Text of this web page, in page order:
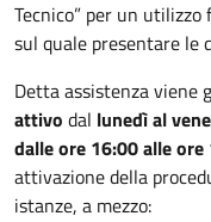
Tecnico” per un
sul quale presentare le
Detta assistenza viene
attivo dal lunedì al
dalle ore 16:00 alle ore
attivazione della
istanze, a mezzo: